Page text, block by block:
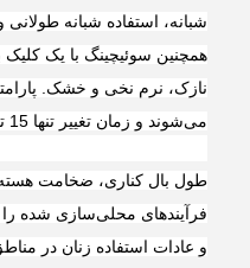
شبانه، استفاده شبانه
همچنین سوئیچینگ با یک کلیک
نازک، نرم نخی و خشک.
می‌شوند و زمان تغییر تنها 15 تا 20 دقیقه طول می‌کشد.
طول بال کناری، ضخامت
فرآیندهای محلی‌سازی شده را
و عادات استفاده زنان در